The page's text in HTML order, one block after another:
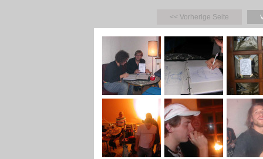
<< Vorherige Seite